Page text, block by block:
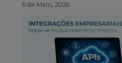
5 de Maio, 2026